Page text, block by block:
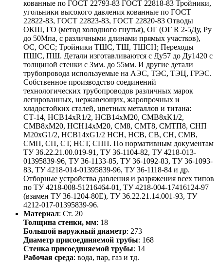
кованные по ГОСТ 22793-83 ГОСТ 22818-83 Тройники,
угольники высокого давления кованные по ГОСТ
22822-83, ГОСТ 22823-83, ГОСТ 22820-83 Отводы
ОКШ, ГО (метод холодного гнутья), ОГ (ОГ R 2-5Ду, Ру
до 50Мпа, с различными длинами прямых участков),
ОС, ОСС; Тройники ТШС, ТШ, ТШСН; Переходы
ПШС, ПШ. Детали изготавливаются с Ду57 до Ду1420 с
толщиной стенки с 3мм. до 55мм. И другие детали
трубопровода используемые на АЭС, ТЭС, ТЭЦ, ГРЭС.
Собственное производство соединений
технологических трубопроводов различных марок
легированных, нержавеющих, жаропрочных и
хладостойких сталей, цветных металлов и титана:
СТ-14, НСВ14хR1/2, НСВ14хМ20, СМВ8хК1/2,
СМВ8хМ20, НСН14хМ20, СМ8, СМТ8, СМТП8, СНП
М20хG1/2, НСВ14хG1/2 НСН, НСВ, СВ, СН, СМВ,
СМП, СП, СТ, НСТ, СПП. По нормативным документам
ТУ 36.22.21.00.019-91, ТУ 36-1104-82, ТУ 4218-013-
01395839-96, ТУ 36-1133-85, ТУ 36-1092-83, ТУ 36-1093-
83, ТУ 4218-014-01395839-96, ТУ 36-1118-84 и др.
Отборные устройства давления и разряжения всех типов
по ТУ 4218-008-51216464-01, ТУ 4218-004-17416124-97
(взамен ТУ 36-1204-80Е), ТУ 36.22.21.14.001-93, ТУ
4212-017-01395839-96.
Материал: Ст. 20
Толщина стенки, мм: 18
Большой наружный диаметр: 273
Диаметр присоединяемой трубы: 168
Стенка присоединяемой трубы: 14
Рабочая среда: вода, пар, газ и тд.